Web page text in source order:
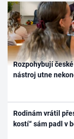
Rozpohybují
nástroj utne
Rodinám vrátil
kostí“ sám padl v